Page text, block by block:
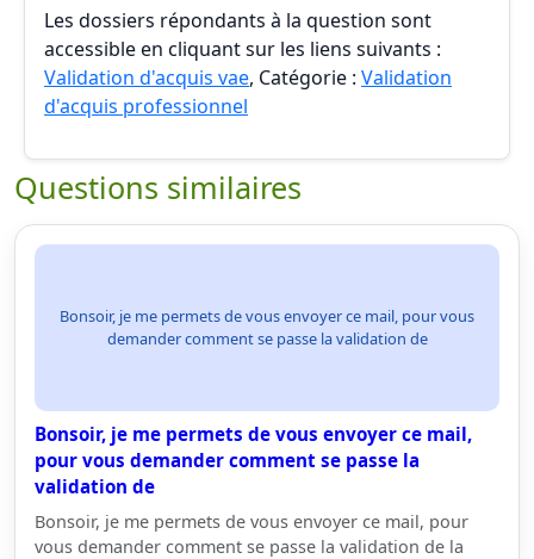
Les dossiers répondants à la question sont
accessible en cliquant sur les liens suivants :
Validation d'acquis vae, Catégorie : Validation
d'acquis professionnel
Questions similaires
Bonsoir, je me permets de vous envoyer ce mail, pour vous
demander comment se passe la validation de
Bonsoir, je me permets de vous envoyer ce mail,
pour vous demander comment se passe la
validation de
Bonsoir, je me permets de vous envoyer ce mail, pour
vous demander comment se passe la validation de la